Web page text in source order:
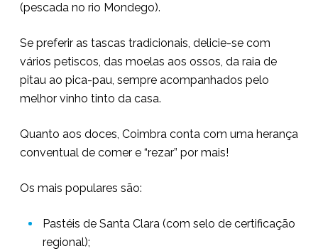
(pescada no rio Mondego).
Se preferir as tascas tradicionais, delicie-se com
vários petiscos, das moelas aos ossos, da raia de
pitau ao pica-pau, sempre acompanhados pelo
melhor vinho tinto da casa.
Quanto aos doces, Coimbra conta com uma herança
conventual de comer e “rezar” por mais!
Os mais populares são:
Pastéis de Santa Clara (com selo de certificação
regional);